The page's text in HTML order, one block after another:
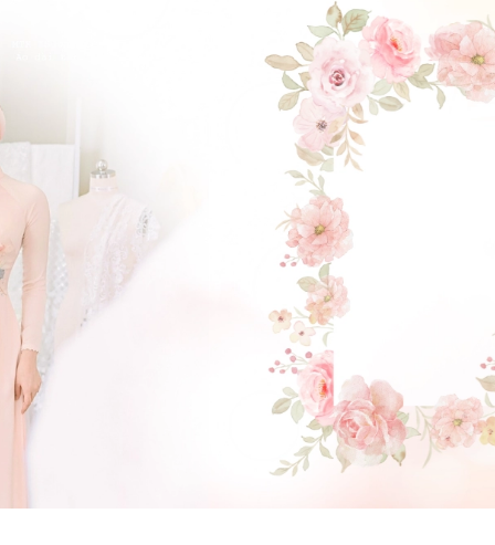
ĐẶT LỊCH HẸN
GẬT ĐẦU NHÉ NÀNG !
(Click vào đây để He và Nàng có 1 cuộc hẹn nà)